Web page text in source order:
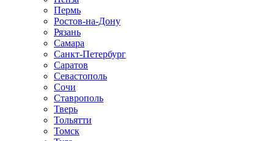
Пермь
Ростов-на-Дону
Рязань
Самара
Санкт-Петербург
Саратов
Севастополь
Сочи
Ставрополь
Тверь
Тольятти
Томск